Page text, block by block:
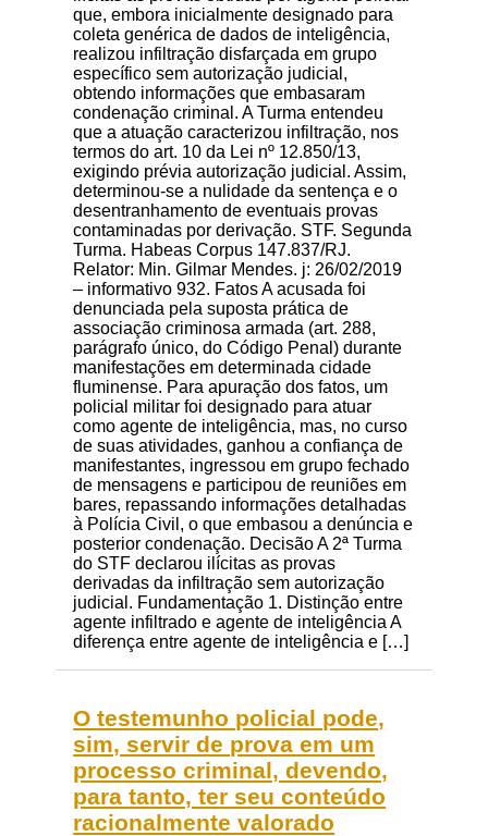
que, embora inicialmente designado para
coleta genérica de dados de inteligência,
realizou infiltração disfarçada em grupo
específico sem autorização judicial,
obtendo informações que embasaram
condenação criminal. A Turma entendeu
que a atuação caracterizou infiltração, nos
termos do art. 10 da Lei nº 12.850/13,
exigindo prévia autorização judicial. Assim,
determinou-se a nulidade da sentença e o
desentranhamento de eventuais provas
contaminadas por derivação. STF. Segunda
Turma. Habeas Corpus 147.837/RJ.
Relator: Min. Gilmar Mendes. j: 26/02/2019
– informativo 932. Fatos A acusada foi
denunciada pela suposta prática de
associação criminosa armada (art. 288,
parágrafo único, do Código Penal) durante
manifestações em determinada cidade
fluminense. Para apuração dos fatos, um
policial militar foi designado para atuar
como agente de inteligência, mas, no curso
de suas atividades, ganhou a confiança de
manifestantes, ingressou em grupo fechado
de mensagens e participou de reuniões em
bares, repassando informações detalhadas
à Polícia Civil, o que embasou a denúncia e
posterior condenação. Decisão A 2ª Turma
do STF declarou ilícitas as provas
derivadas da infiltração sem autorização
judicial. Fundamentação 1. Distinção entre
agente infiltrado e agente de inteligência A
diferença entre agente de inteligência e […]
O testemunho policial pode,
sim, servir de prova em um
processo criminal, devendo,
para tanto, ter seu conteúdo
racionalmente valorado